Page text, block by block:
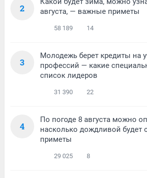
2
августа, — важные приметы
58 189 14
3
Молодежь берет кредиты на
профессий — какие
список лидеров
31 390 22
4
По погоде 8 августа можно
насколько дождливой
приметы
29 025 8